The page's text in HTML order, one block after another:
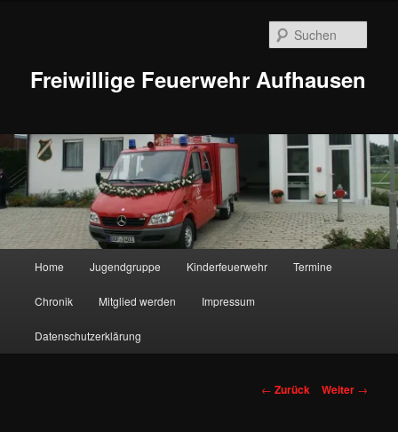
Freiwillige Feuerwehr Aufhausen
Home Jugendgruppe Kinderfeuerwehr Termine
Chronik Mitglied werden Impressum
Datenschutzerklärung
Beitragsnavigation
← Zurück Weiter →